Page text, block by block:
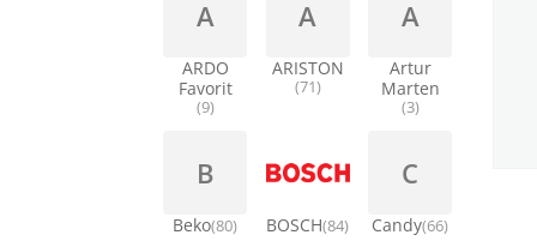
A
ARDO
Favorit
(9)
A
ARISTON
(71)
A
Artur
Marten
(3)
B
Beko(80) BOSCH(84)
C
Candy(66)